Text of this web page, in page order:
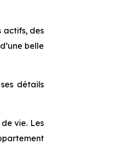
actifs, des
belle
détails
vie. Les